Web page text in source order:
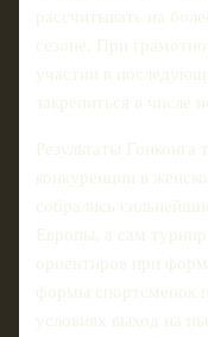
рассчитывать на
сезоне. При
участии в
закрепиться в числе
Результаты Гонконга
конкуренции в
собрались
Европы, а сам турнир
ориентиров при
формы спортсменок
условиях выход на